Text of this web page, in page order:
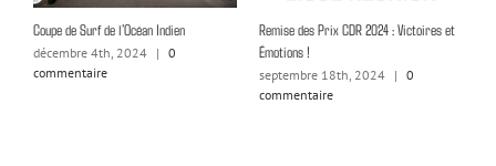
Coupe de Surf de l’Océan Indien
décembre 4th, 2024 | 0
commentaire
Remise des Prix CDR 2024 : Victoires et
Émotions !
septembre 18th, 2024 | 0
commentaire